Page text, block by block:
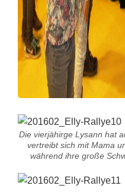
Die vierjähirge Lysann hat
vertreibt sich mit Mama
während ihre große